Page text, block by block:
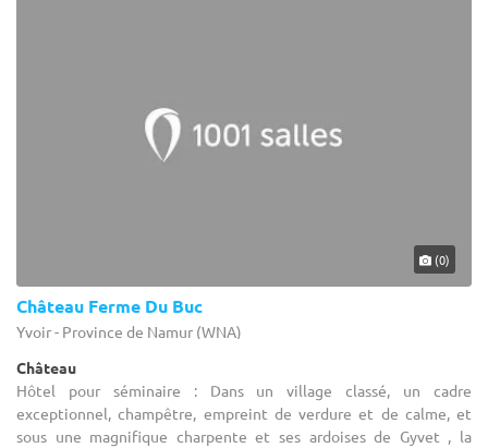
(0)
Château Ferme Du Buc
Yvoir - Province de Namur (WNA)
Château
Hôtel pour séminaire : Dans un village classé, un cadre
exceptionnel, champêtre, empreint de verdure et de calme, et
sous une magnifique charpente et ses ardoises de Gyvet , la